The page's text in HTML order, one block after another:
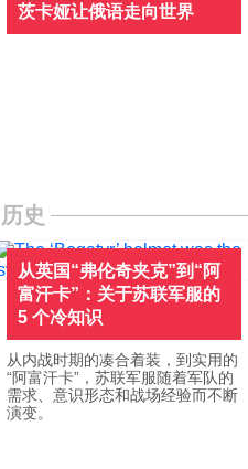
茨卡娅让俄语走向世界
历史
从英国“弗伦奇夹克”到“阿
富汗卡”：关于苏联军服的
5 个冷知识
从内战时期的凑合着装，到实用的
“阿富汗卡”，苏联军服随着军队的
需求、意识形态和战场经验而不断
演变。